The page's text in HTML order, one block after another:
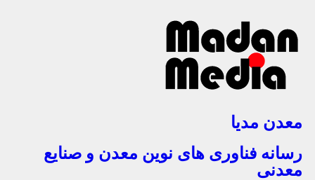
معدن مدیا
رسانه فناوری های نوین معدن و صنایع
معدنی